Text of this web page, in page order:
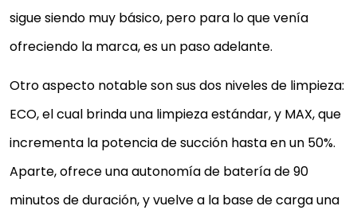
sigue siendo muy básico, pero para lo que venía
ofreciendo la marca, es un paso adelante.
Otro aspecto notable son sus dos niveles de limpieza:
ECO, el cual brinda una limpieza estándar, y MAX, que
incrementa la potencia de succión hasta en un 50%.
Aparte, ofrece una autonomía de batería de 90
minutos de duración, y vuelve a la base de carga una